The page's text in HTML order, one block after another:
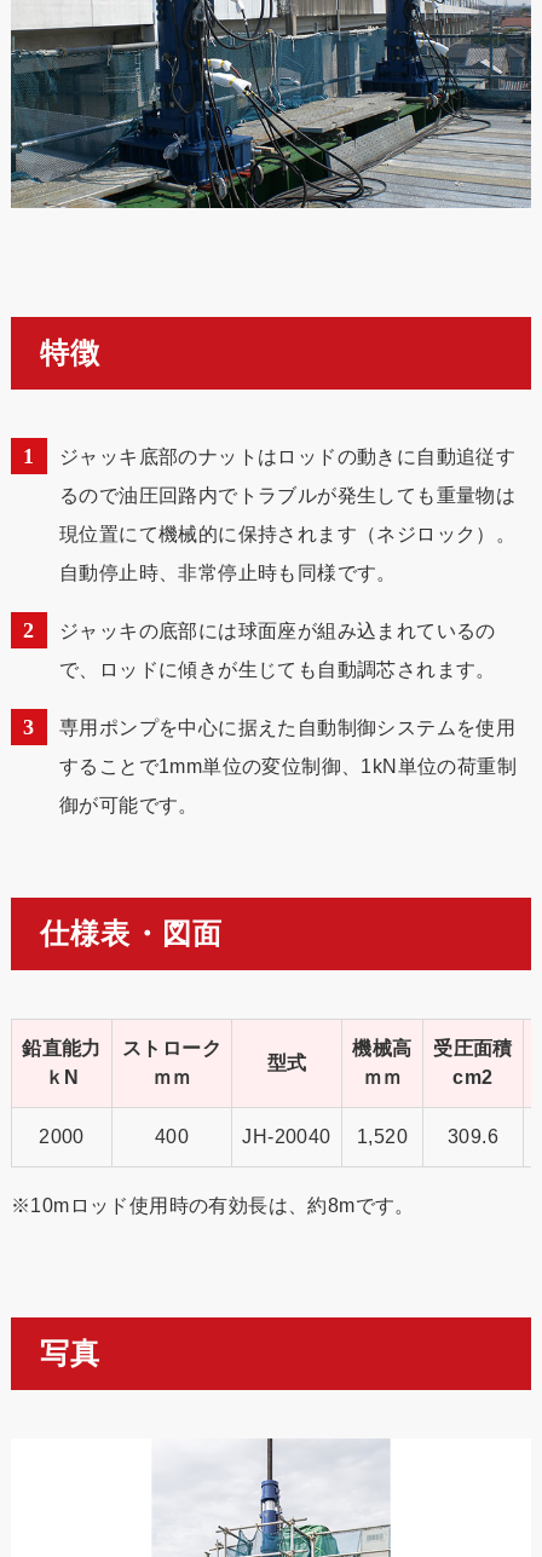
特徴
ジャッキ底部のナットはロッドの動きに自動追従す
るので油圧回路内でトラブルが発生しても重量物は
現位置にて機械的に保持されます（ネジロック）。
自動停止時、非常停止時も同様です。
ジャッキの底部には球面座が組み込まれているの
で、ロッドに傾きが生じても自動調芯されます。
専用ポンプを中心に据えた自動制御システムを使用
することで1mm単位の変位制御、1kN単位の荷重制
御が可能です。
仕様表・図面
鉛直能力
ｋN
ストローク
ｍｍ
型式
機械高
ｍｍ
受圧面積
cm2
2000 400 JH-20040 1,520 309.6
※10mロッド使用時の有効長は、約8mです。
写真